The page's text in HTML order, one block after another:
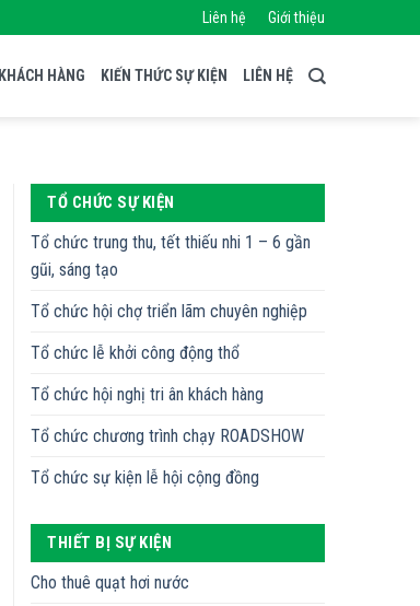
Liên hệ Giới thiệu
KHÁCH HÀNG KIẾN THỨC SỰ KIỆN LIÊN HỆ
TỔ CHỨC SỰ KIỆN
Tổ chức trung thu, tết thiếu nhi 1 – 6 gần
gũi, sáng tạo
Tổ chức hội chợ triển lãm chuyên nghiệp
Tổ chức lễ khởi công động thổ
Tổ chức hội nghị tri ân khách hàng
Tổ chức chương trình chạy ROADSHOW
Tổ chức sự kiện lễ hội cộng đồng
THIẾT BỊ SỰ KIỆN
Cho thuê quạt hơi nước